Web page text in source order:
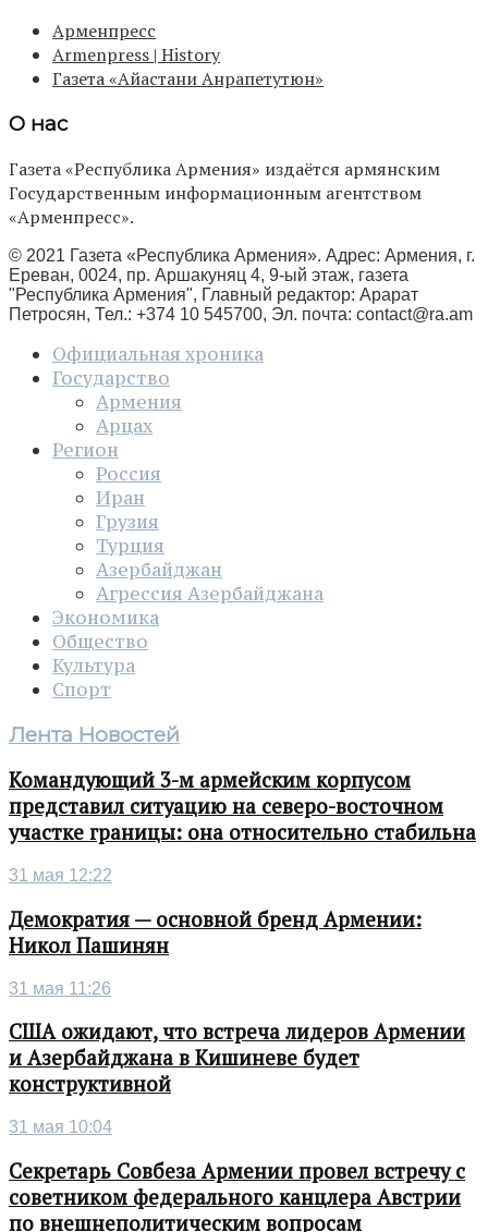
Арменпресс
Armenpress | History
Газета «Айастани Анрапетутюн»
О нас
Газета «Республика Армения» издаётся армянским
Государственным информационным агентством
«Арменпресс».
© 2021 Газета «Республика Армения». Адрес: Армения, г.
Ереван, 0024, пр. Аршакуняц 4, 9-ый этаж, газета
"Республика Армения", Главный редактор: Арарат
Петросян, Тел.: +374 10 545700, Эл. почта: contact@ra.am
Официальная хроника
Государство
Армения
Арцах
Регион
Россия
Иран
Грузия
Турция
Азербайджан
Агрессия Азербайджана
Экономика
Общество
Культура
Спорт
Лента Новостей
Командующий 3-м армейским корпусом
представил ситуацию на северо-восточном
участке границы: она относительно стабильна
31 мая 12:22
Демократия — основной бренд Армении:
Никол Пашинян
31 мая 11:26
США ожидают, что встреча лидеров Армении
и Азербайджана в Кишиневе будет
конструктивной
31 мая 10:04
Секретарь Совбеза Армении провел встречу с
советником федерального канцлера Австрии
по внешнеполитическим вопросам